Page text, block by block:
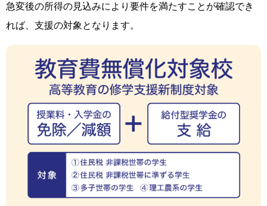
急変後の所得の見込みにより要件を満たすことが確認でき
れば、支援の対象となります。